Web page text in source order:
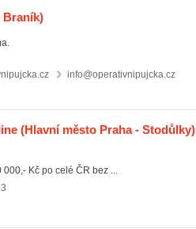
Braník)
info@operativnipujcka.cz
(Hlavní město Praha - Stodůlky)
Kč po celé ČR bez ...